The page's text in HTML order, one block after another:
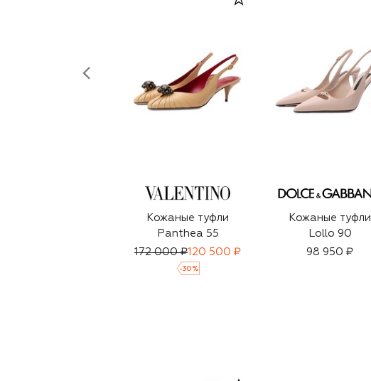
Кожаные туфли
Panthea 55
172 000 ₽120 500 ₽
-30 %
Кожаные туфли
Lollo 90
98 950 ₽